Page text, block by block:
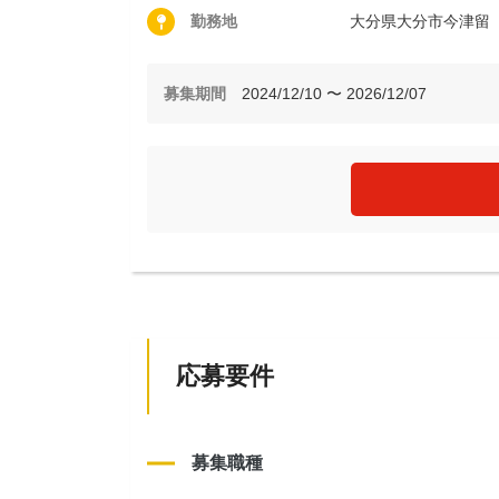
勤務地 大分県大分市今津留
募集期間 2024/12/10 〜 2026/12/07
応募要件
募集職種